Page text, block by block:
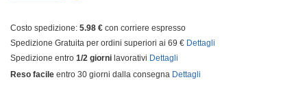
Costo spedizione: 5.98 € con corriere espresso
Spedizione Gratuita per ordini superiori ai 69 € Dettagli
Spedizione entro 1/2 giorni lavorativi Dettagli
Reso facile entro 30 giorni dalla consegna Dettagli